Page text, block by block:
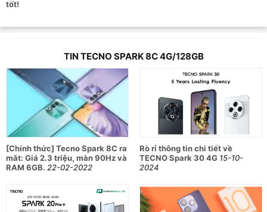
tốt!
TIN TECNO SPARK 8C 4G/128GB
[Chính thức] Tecno Spark 8C ra
mắt: Giá 2.3 triệu, màn 90Hz và
RAM 6GB. 22-02-2022
Rò rỉ thông tin chi tiết về
TECNO Spark 30 4G 15-10-
2024